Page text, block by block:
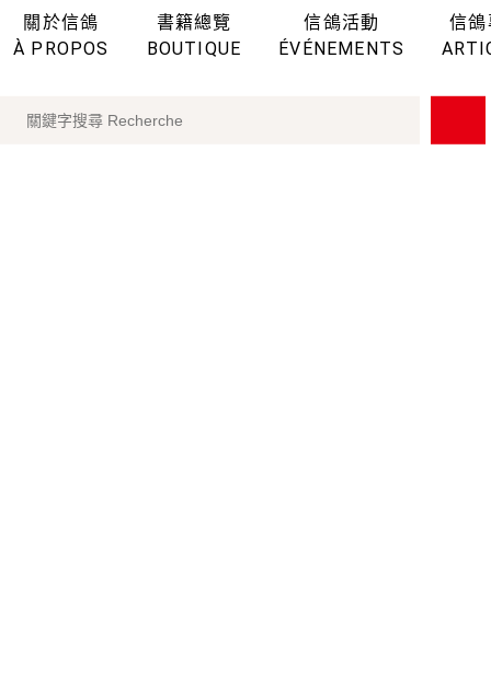
關於信鴿
À PROPOS
書籍總覽
BOUTIQUE
信鴿活動
ÉVÉNEMENTS
信鴿